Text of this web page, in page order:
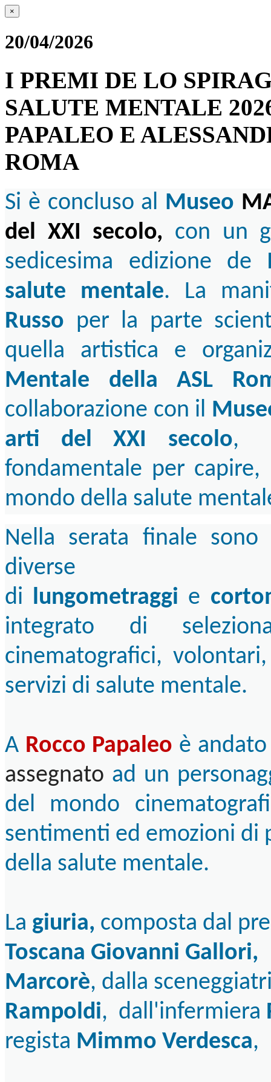
×
20/04/2026
I PREMI DE LO
SALUTE MENTALE
PAPALEO E
ROMA
Si è concluso al Museo
del XXI secolo, con un
sedicesima edizione de
salute mentale. La
Russo per la parte
quella artistica e
Mentale della ASL
collaborazione con il
arti del XXI secolo,
fondamentale per
mondo della salute
Nella serata finale
diverse
di lungometraggi e
integrato di
cinematografici,
servizi di salute mentale.
A Rocco Papaleo è
assegnato ad un
del mondo
sentimenti ed emozioni di
della salute mentale.
La giuria, composta dal
Toscana Giovanni Gallori,
Marcorè, dalla
Rampoldi, dall'infermiera
regista Mimmo Verdesca,